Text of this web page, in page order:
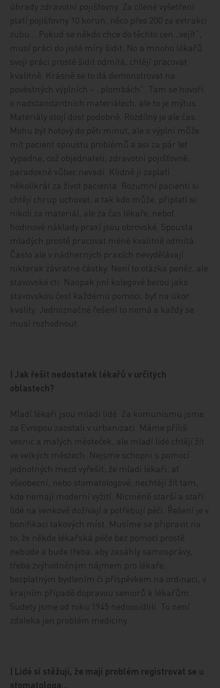
úhrady zdravotní pojišťovny. Za cílené vyšetření
platí pojišťovny 10 korun, něco přes 200 za extrakci
zubu… Pokud se někdo chce do těchto cen „vejít“,
musí práci do jisté míry šidit. No a mnoho lékařů
svoji práci prostě šidit odmítá, chtějí pracovat
kvalitně. Krásně se to dá demonstrovat na
pověstných výplních – „plombách“. Tam se hovoří
o nadstandardních materiálech, ale to je mýtus.
Materiály stojí dost podobně. Rozdílný je ale čas.
Mohu být hotový do pěti minut, ale s výplní může
mít pacient spoustu problémů a asi za pár let
vypadne, což objednateli, zdravotní pojišťovně,
paradoxně vůbec nevadí. Klidně ji zaplatí
několikrát za život pacienta. Rozumní pacienti si
chtějí chrup uchovat, a tak kdo může, připlatí si
nikoli za materiál, ale za čas lékaře, neboť
hodinové náklady praxí jsou obrovské. Spousta
mladých prostě pracovat méně kvalitně odmítá.
Často ale v nádherných praxích nevydělávají
nikterak závratné částky. Není to otázka peněz, ale
stavovské cti. Naopak jiní kolegové berou jako
stavovskou čest každému pomoci, byť na úkor
kvality. Jednoznačné řešení to nemá a každý se
musí rozhodnout.
| Jak řešit nedostatek lékařů v určitých
oblastech?
Mladí lékaři jsou mladí lidé. Za komunismu jsme
za Evropou zaostali v urbanizaci. Máme příliš
vesnic a malých městeček, ale mladí lidé chtějí žít
ve velkých městech. Nejsme schopni s pomocí
jednotných mezd vyřešit, že mladí lékaři, ať
všeobecní, nebo stomatologové, nechtějí žít tam,
kde nemají moderní vyžití. Nicméně starší a staří
lidé na venkově dožívají a potřebují péči. Řešení je v
bonifikaci takových míst. Musíme se připravit na
to, že někde lékařská péče bez pomoci prostě
nebude a bude třeba, aby zasáhly samosprávy,
třeba zvýhodněným nájmem pro lékaře,
bezplatným bydlením či příspěvkem na ordinaci, v
krajním případě dopravou seniorů k lékařům.
Sudety jsme od roku 1945 nedoosídlili. To není
zdaleka jen problém medicíny.
| Lidé si stěžují, že mají problém registrovat se u
stomatologa…